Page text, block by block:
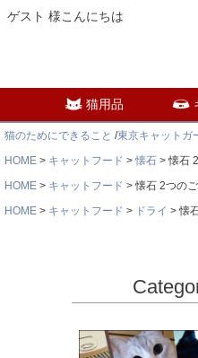
ゲスト 様こんにちは
猫用品
猫のためにできること /東京キャットガ
HOME
キャットフード 懐石
懐石
HOME
キャットフード
懐石 2つの
HOME
キャットフード ドライ 懐